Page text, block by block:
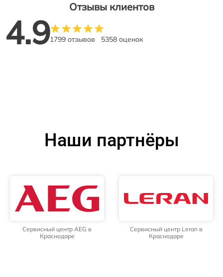
Отзывы клиентов
4.91799 отзывов 5358 оценок
Наши партнёры
Сервисный центр AEG в
Краснодаре
Сервисный центр Leran в
Краснодаре